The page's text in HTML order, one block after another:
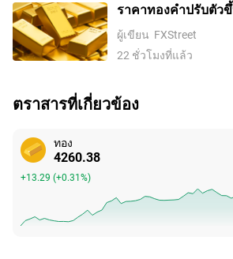
ราคาทองคําปรับตัว
รอบสองสัปดาห์ ขณะ
สหรัฐอ่อนค่าลงจาก
ผู้เขียน FXStreet
22 ชั่วโมงที่แล้ว
ตราสารที่เกี่ยวข้อง
ทอง
4260.38
+13.29 (+0.31%)